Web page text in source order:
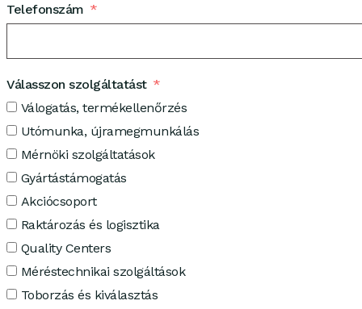
Telefonszám
Válasszon szolgáltatást
Válogatás, termékellenőrzés
Utómunka, újramegmunkálás
Mérnöki szolgáltatások
Gyártástámogatás
Akciócsoport
Raktározás és logisztika
Quality Centers
Méréstechnikai szolgáltások
Toborzás és kiválasztás